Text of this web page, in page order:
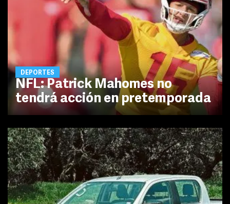
DEPORTES
NFL: Patrick Mahomes no
tendrá acción en pretemporada